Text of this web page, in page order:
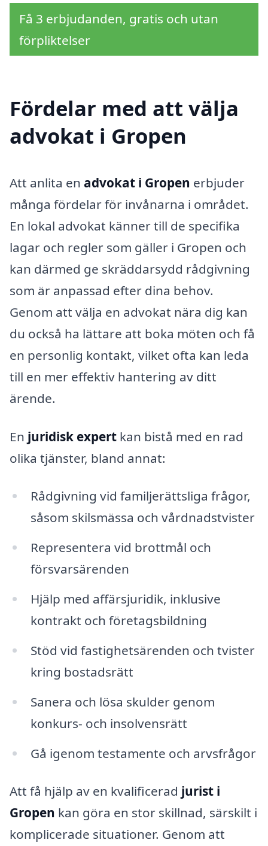
Få 3 erbjudanden, gratis och utan
förpliktelser
Fördelar med att välja
advokat i Gropen
Att anlita en advokat i Gropen erbjuder
många fördelar för invånarna i området.
En lokal advokat känner till de specifika
lagar och regler som gäller i Gropen och
kan därmed ge skräddarsydd rådgivning
som är anpassad efter dina behov.
Genom att välja en advokat nära dig kan
du också ha lättare att boka möten och få
en personlig kontakt, vilket ofta kan leda
till en mer effektiv hantering av ditt
ärende.
En juridisk expert kan bistå med en rad
olika tjänster, bland annat:
Rådgivning vid familjerättsliga frågor,
såsom skilsmässa och vårdnadstvister
Representera vid brottmål och
försvarsärenden
Hjälp med affärsjuridik, inklusive
kontrakt och företagsbildning
Stöd vid fastighetsärenden och tvister
kring bostadsrätt
Sanera och lösa skulder genom
konkurs- och insolvensrätt
Gå igenom testamente och arvsfrågor
Att få hjälp av en kvalificerad jurist i
Gropen kan göra en stor skillnad, särskilt i
komplicerade situationer. Genom att